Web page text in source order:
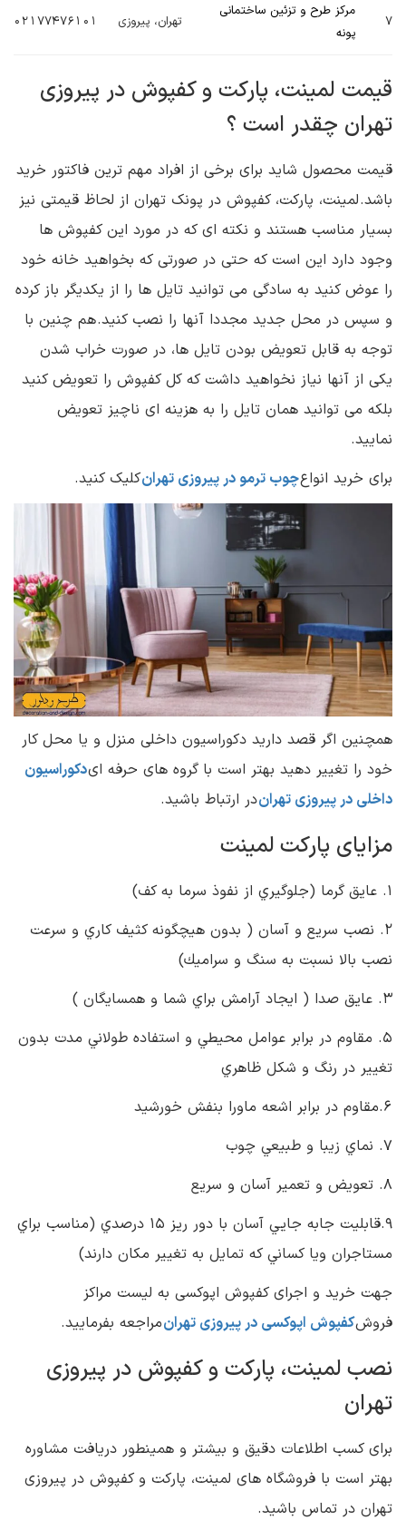
7
مرکز طرح و تزئین ساختمانی
پونه
تهران، پیروزی 02177476101
قیمت لمینت، پارکت و کفپوش در پیروزی
تهران چقدر است ؟
قیمت محصول شاید برای برخی از افراد مهم ترین فاکتور خرید
باشد. لمینت، پارکت، کفپوش در پونک تهران از لحاظ قیمتی نیز
بسیار مناسب هستند و نکته ای که در مورد این کفپوش ها
وجود دارد این است که حتی در صورتی که بخواهید خانه خود
را عوض کنید به سادگی می توانید تایل ها را از یکدیگر باز کرده
و سپس در محل جدید مجددا آنها را نصب کنید. هم چنین با
توجه به قابل تعویض بودن تایل ها، در صورت خراب شدن
یکی از آنها نیاز نخواهید داشت که کل کفپوش را تعویض کنید
بلکه می توانید همان تایل را به هزینه ای ناچیز تعویض
نمایید.
برای خرید انواعچوب ترمو در پیروزی تهرانکلیک کنید.
همچنین اگر قصد دارید دکوراسیون داخلی منزل و یا محل کار
خود را تغییر دهید بهتر است با گروه های حرفه ایدکوراسیون
داخلی در پیروزی تهراندر ارتباط باشید.
مزایای پاركت لمينت
١. عايق گرما (جلوگيري از نفوذ سرما به كف)
٢. نصب سريع و آسان ( بدون هيچگونه كثيف كاري و سرعت
نصب بالا نسبت به سنگ و سراميك)
٣. عايق صدا ( ايجاد آرامش براي شما و همسايگان )
٥. مقاوم در برابر عوامل محيطي و استفاده طولاني مدت بدون
تغيير در رنگ و شكل ظاهري
٦.مقاوم در برابر اشعه ماورا بنفش خورشيد
٧. نماي زيبا و طبيعي چوب
٨. تعويض و تعمير آسان و سريع
٩.قابليت جابه جايي آسان با دور ريز ١٥ درصدي (مناسب براي
مستاجران ويا كساني كه تمايل به تغيير مكان دارند)
جهت خرید و اجرای کفپوش اپوکسی به لیست مراکز
فروشکفپوش اپوکسی در پیروزی تهرانمراجعه بفرمایید.
نصب لمینت، پارکت و کفپوش در پیروزی
تهران
برای کسب اطلاعات دقیق و بیشتر و همینطور دریافت مشاوره
بهتر است با فروشگاه های لمینت، پارکت و کفپوش در پیروزی
تهران در تماس باشید.